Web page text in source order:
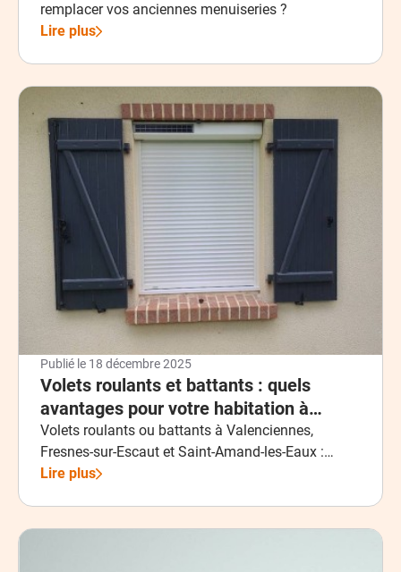
remplacer vos anciennes menuiseries ?
Lire plus
Publié le 18 décembre 2025
Volets roulants et battants : quels
avantages pour votre habitation à
Valenciennes, Fresnes-sur-Escaut et
Saint-Amand-les-Eaux ?
Volets roulants ou battants à Valenciennes,
Fresnes-sur-Escaut et Saint-Amand-les-Eaux :
améliorez le confort thermique, la sécurité et la
Lire plus